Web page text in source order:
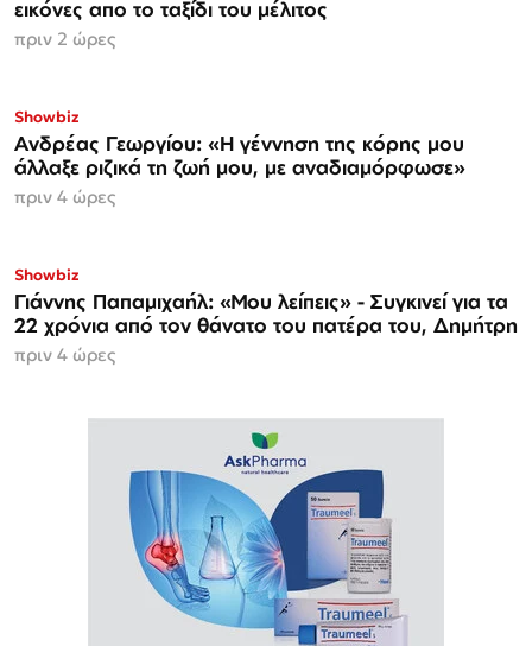
εικόνες απο το ταξίδι του μέλιτος
πριν 2 ώρες
Showbiz
Ανδρέας Γεωργίου: «Η γέννηση της κόρης μου
άλλαξε ριζικά τη ζωή μου, με αναδιαμόρφωσε»
πριν 4 ώρες
Showbiz
Γιάννης Παπαμιχαήλ: «Μου λείπεις» - Συγκινεί για τα
22 χρόνια από τον θάνατο του πατέρα του, Δημήτρη
πριν 4 ώρες